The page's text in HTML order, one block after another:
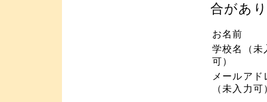
合があ
お名前
学校名（未
可）
メールアド
（未入力可